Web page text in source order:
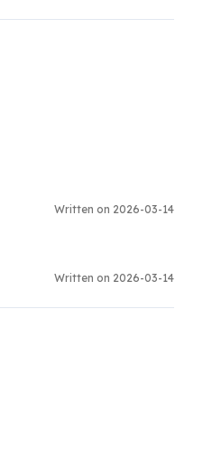
Written on 2026-03-14
Written on 2026-03-14